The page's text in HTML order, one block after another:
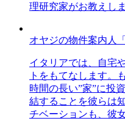
理研究家がお教えしま
オヤジの物件案内人
イタリアでは、自宅
トをもてなします。
時間の長い”家”に投
結することを彼らは
チベーションも、彼